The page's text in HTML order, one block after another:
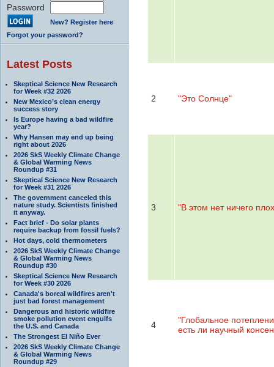
Password
New? Register here
Forgot your password?
Latest Posts
Skeptical Science New Research
for Week #32 2026
New Mexico’s clean energy
success story
Is Europe having a bad wildfire
year?
Why Hansen may end up being
right about 2026
2026 SkS Weekly Climate Change
& Global Warming News
Roundup #31
Skeptical Science New Research
for Week #31 2026
The government canceled this
nature study. Scientists finished
it anyway.
Fact brief - Do solar plants
require backup from fossil fuels?
Hot days, cold thermometers
2026 SkS Weekly Climate Change
& Global Warming News
Roundup #30
Skeptical Science New Research
for Week #30 2026
Canada's boreal wildfires aren't
just bad forest management
Dangerous and historic wildfire
smoke pollution event engulfs
the U.S. and Canada
The Strongest El Niño Ever
2026 SkS Weekly Climate Change
& Global Warming News
Roundup #29
2 "Это Солнце"
3 "В этом нет ничего
4
"Глобальное
есть ли научный